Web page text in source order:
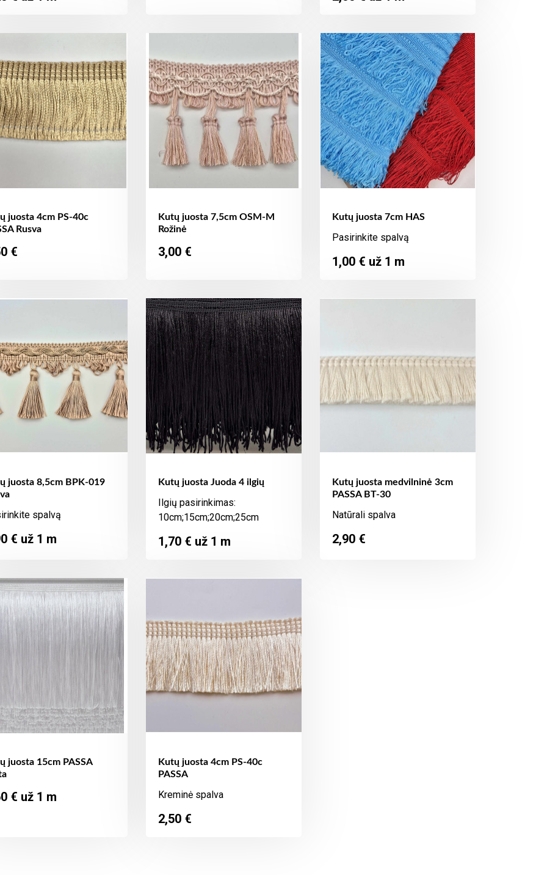
juosta 4cm PS-40c
Rusva
€
Kutų juosta 7,5cm OSM-M
Rožinė
Kaina
3,00 €
Kutų juosta 7cm HAS
Pasirinkite spalvą
Kaina
1,00 € už 1 m
juosta 8,5cm BPK-019
spalvą
€ už 1 m
Kutų juosta Juoda 4 ilgių
Ilgių pasirinkimas:
10cm;15cm;20cm;25cm
Kaina
1,70 € už 1 m
Kutų juosta medvilninė 3cm
PASSA BT-30
Natūrali spalva
Kaina
2,90 €
juosta 15cm PASSA
€ už 1 m
Kutų juosta 4cm PS-40c
PASSA
Kreminė spalva
Kaina
2,50 €